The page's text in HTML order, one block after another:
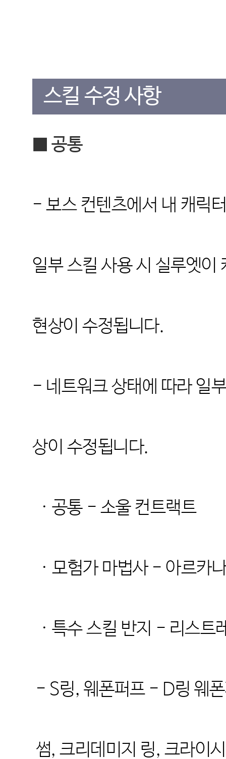
스킬 수정 사항
■ 공통
- 보스 컨텐츠에서 내 캐릭
일부스킬 사용 시 실루엣이
현상이 수정됩니다.
- 네트워크 상태에 따라 일
상이 수정됩니 다.
· 공통 - 소울 컨트랙트
· 모험가 마법사 - 아르카
· 특수 스킬 반지 - 리스트
- S링, 웨폰퍼프 - D링 웨
썸, 크리데미지 링, 크라이